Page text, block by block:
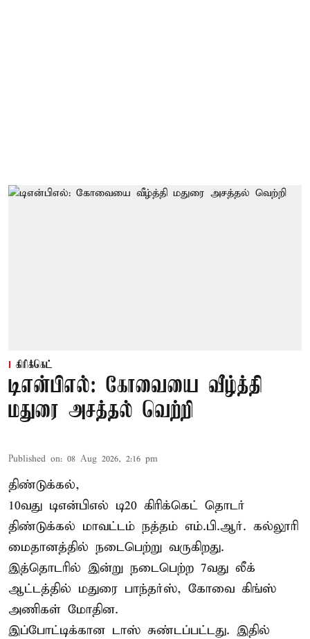
கிரிக்கெட்
டிஎன்பிஎல்: கோவையை வீழ்த்தி
மதுரை அசத்தல் வெற்றி
Published on: 08 Aug 2026, 2:16 pm
திண்டுக்கல்,
10வது டிஎன்பிஎல் டி20 கிரிக்கெட் தொடர்
திண்டுக்கல் மாவட்டம் நத்தம் எம்.பி.ஆர். கல்லூரி
மைதானத்தில் நடைபெற்று வருகிறது.
இத்தொடரில் இன்று நடைபெற்ற 7வது லீக்
ஆட்டத்தில் மதுரை பாந்தர்ஸ், கோவை கிங்ஸ்
அணிகள் மோதின.
இப்போட்டிக்கான டாஸ் சுண்டப்பட்டது. இதில்